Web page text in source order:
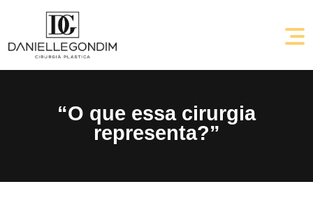
Procedimentos
“O que essa cirurgia
representa?”